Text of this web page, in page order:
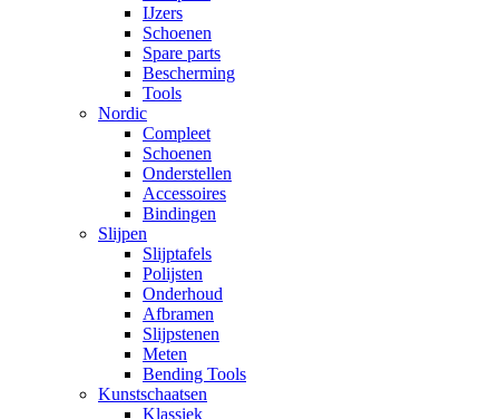
IJzers
Schoenen
Spare parts
Bescherming
Tools
Nordic
Compleet
Schoenen
Onderstellen
Accessoires
Bindingen
Slijpen
Slijptafels
Polijsten
Onderhoud
Afbramen
Slijpstenen
Meten
Bending Tools
Kunstschaatsen
Klassiek